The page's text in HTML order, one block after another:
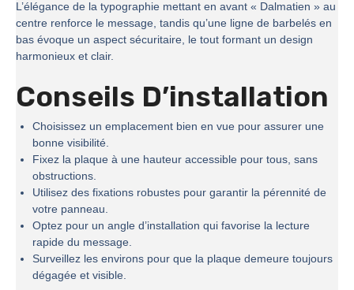
L’élégance de la typographie mettant en avant « Dalmatien » au
centre renforce le message, tandis qu’une ligne de barbelés en
bas évoque un aspect sécuritaire, le tout formant un design
harmonieux et clair.
Conseils D’installation
Choisissez un emplacement bien en vue pour assurer une
bonne visibilité.
Fixez la plaque à une hauteur accessible pour tous, sans
obstructions.
Utilisez des fixations robustes pour garantir la pérennité de
votre panneau.
Optez pour un angle d’installation qui favorise la lecture
rapide du message.
Surveillez les environs pour que la plaque demeure toujours
dégagée et visible.